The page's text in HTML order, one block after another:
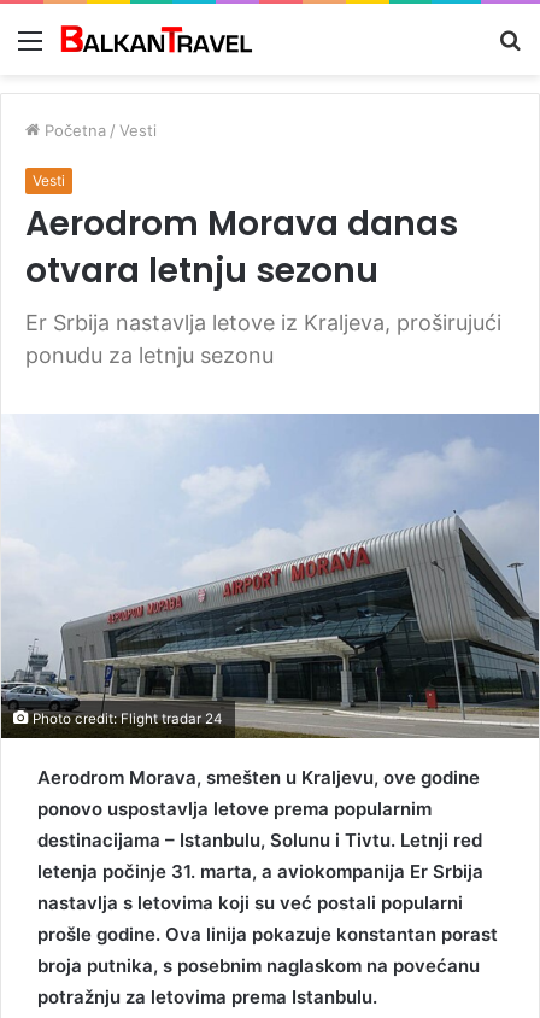
Meni
Početna / Vesti
Vesti
Aerodrom Morava danas
otvara letnju sezonu
Er Srbija nastavlja letove iz Kraljeva, proširujući
ponudu za letnju sezonu
Photo credit: Flight tradar 24
Aerodrom Morava, smešten u Kraljevu, ove godine
ponovo uspostavlja letove prema popularnim
destinacijama – Istanbulu, Solunu i Tivtu. Letnji red
letenja počinje 31. marta, a aviokompanija Er Srbija
nastavlja s letovima koji su već postali popularni
prošle godine. Ova linija pokazuje konstantan porast
broja putnika, s posebnim naglaskom na povećanu
potražnju za letovima prema Istanbulu.